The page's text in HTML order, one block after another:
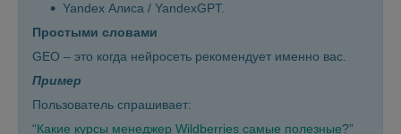
Yandex Алиса / YandexGPT.
Простыми словами
GEO – это когда нейросеть рекомендует именно вас.
Пример
Пользователь спрашивает:
“Какие курсы менеджер Wildberries самые полезные?”